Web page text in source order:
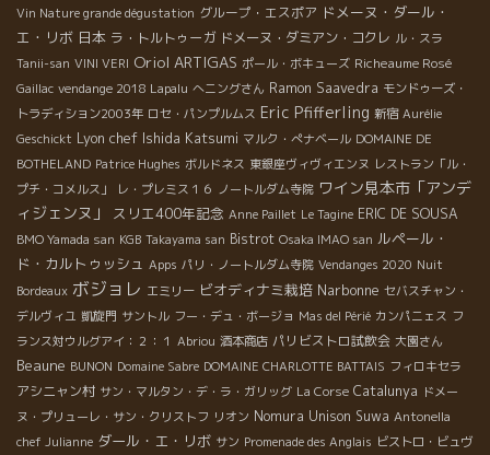
Vin Nature grande dégustation グループ・エスポア ドメーヌ・ダール・
エ・リボ 日本 ラ・トルトゥーガ ドメーヌ・ダミアン・コクレ ル・スラ
Tanii-san VINI VERI Oriol ARTIGAS ポール・ボキューズ Richeaume Rosé
Gaillac vendange 2018 Lapalu へニングさん Ramon Saavedra モンドゥーズ・
トラディション2003年 ロセ・パンプルムス Eric Pfifferling 新宿 Aurélie
Geschickt Lyon chef Ishida Katsumi マルク・ぺナベール DOMAINE DE
BOTHELAND Patrice Hughes ボルドネス 東銀座ヴィヴィエンヌ レストラン「ル・
プチ・コメルス」
レ・プレミス１６ ノートルダム寺院 ワイン見本市「アンデ
ィジェンヌ」
スリエ400年記念 Anne Paillet Le Tagine ERIC DE SOUSA
BMO Yamada san KGB Takayama san Bistrot Osaka IMAO san ルペール・
ド・カルトゥッシュ Apps パリ・ノートルダム寺院 Vendanges 2020 Nuit
Bordeaux ボジョレ エミリー ビオディナミ栽培 Narbonne セバスチャン・
デルヴィユ 凱旋門 サントル フー・デュ・ボージョ Mas del Périé カンパニェス フ
ランス対ウルグアイ：２：１ Abriou 酒本商店 パリビストロ試飲会 大園さん
Beaune BUNON Domaine Sabre DOMAINE CHARLOTTE BATTAIS フィロキセラ
アシニャン村 サン・マルタン・デ・ラ・ガリッグ La Corse Catalunya ドメー
ヌ・プリューレ・サン・クリストフ リオン Nomura Unison Suwa Antonella
chef Julianne ダール・エ・リボ サン Promenade des Anglais ビストロ・ビュヴ